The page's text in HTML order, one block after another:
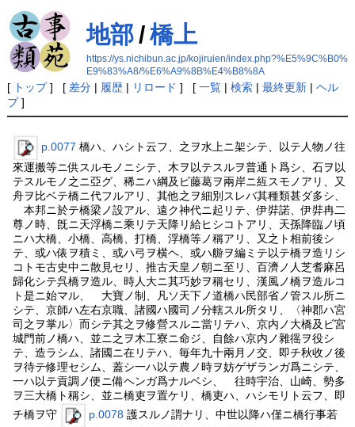
地部/橋上
https://ys.nichibun.ac.jp/kojiruien/index.php?%E5%9C%B0%
E9%83%A8/%E6%A9%8B%E4%B8%8A
[ トップ] [ 差分| 履歴| リロード ] [ 一覧| 検索| 最終更新| ヘル
プ]
p.0077 橋ハ、ハシト云フ、之ヲ水上ニ架シテ、以テ人物ノ往
來運搬等ニ供スルモノニシテ、木ヲ以テスルヲ普通ト爲シ、石ヲ以
テスルモノ之ニ亞グ、稀ニハ綱及ビ藤葛ヲ兩岸ニ䊺スモノアリ、又
舟ヲ比ベテ橋ニ代フルアリ、其他之ヲ細別スレバ其種類甚ダ多シ、
本邦ニ於テ橋梁ノ設アル、遠ク神代ニ起リテ、伊弉諾、伊弉冉二
尊ノ時、旣ニ天浮橋ニ乘リテ天降リ給ヒシコトアリ、天孫降臨ノ頃
ニハ大橋、小橋、高橋、打橋、浮橋等ノ稱アリ、又之ト相前後シ
テ、或ハ俵ヲ積ミ、或ハ弓ヲ横ヘ、或ハ䑻ヲ編ミテ以テ橋ヲ造リシ
コトモ古史中ニ散見セリ、推古天皇ノ朝ニ至リ、百濟ノ人芝耆麻呂
歸化シテ呉橋ヲ造ル、時人大ニ其巧妙ヲ稱セリ、漢風ノ橋ヲ造ルコ
ト是ニ始マル、 大寶ノ制、凡ソ天下ノ道橋ハ民部省ノ管スル所ニ
シテ、京師ハ左右京職、諸國ハ國司ノ分轄スル所タリ、〈神郡ハ宮
司之ヲ掌ル〉而シテ其之ヲ修營スルニ當リテハ、京内ノ大橋及ビ宮
城門前ノ橋ハ、並ニ之ヲ木工寮ニ命ジ、自餘ハ京内ノ雜徭ヲ役シ
テ、造ラシム、諸國ニ在リテハ、毎年九十兩月ノ交、即チ秋收ノ後
ヲ待テ修理セシム、蓋シ一ハ以テ農ノ時ヲ妨ゲザランガ爲ニシテ、
一ハ以テ貢調ノ便ニ備ヘンガ爲ナルベシ、 往時宇治、山崎、勢多
ヲ三大橋ト稱シ、並ニ橋吏ヲ置ケリ、橋吏ハ、ハシモリト云フ、即
チ橋ヲ守
p.0078 護スルノ謂ナリ、中世以降ハ僅ニ橋行事若